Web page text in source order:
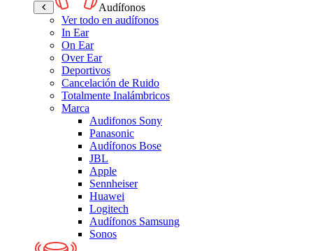
Audífonos
Ver todo en audífonos
In Ear
On Ear
Over Ear
Deportivos
Cancelación de Ruido
Totalmente Inalámbricos
Marca
Audifonos Sony
Panasonic
Audífonos Bose
JBL
Apple
Sennheiser
Huawei
Logitech
Audífonos Samsung
Sonos